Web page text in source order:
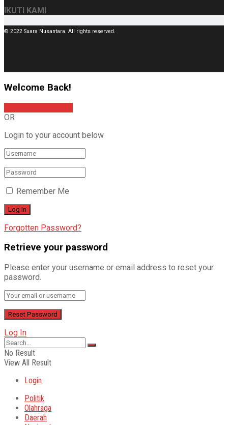
IKUTI KAMI
© 2022 Suara Nusantara. All rights reserved.
Welcome Back!
OR
Login to your account below
Remember Me
Forgotten Password?
Retrieve your password
Please enter your username or email address to reset your
password.
Log In
No Result
View All Result
Login
Politik
Olahraga
Daerah